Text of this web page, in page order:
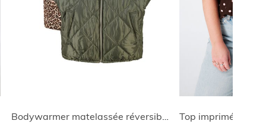
Bodywarmer matelassée réversible
Top imprimé avec